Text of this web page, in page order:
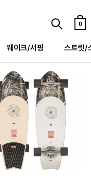
0
웨이크/서핑 스트릿/